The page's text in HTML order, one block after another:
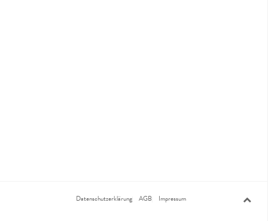
Datenschutzerklärung AGB Impressum